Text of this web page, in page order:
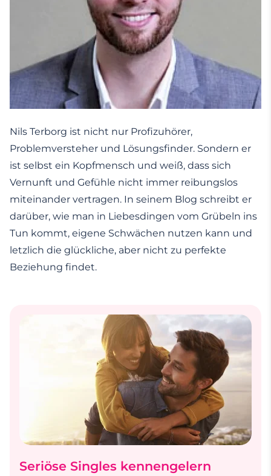
Nils Terborg ist nicht nur Profizuhörer,
Problemversteher und Lösungsfinder. Sondern er
ist selbst ein Kopfmensch und weiß, dass sich
Vernunft und Gefühle nicht immer reibungslos
miteinander vertragen. In seinem Blog schreibt er
darüber, wie man in Liebesdingen vom Grübeln ins
Tun kommt, eigene Schwächen nutzen kann und
letzlich die glückliche, aber nicht zu perfekte
Beziehung findet.
Seriöse Singles kennengelern